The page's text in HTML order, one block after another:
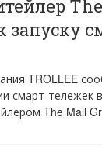
запуску
TROLLEE
смарт-тележек
The Mall